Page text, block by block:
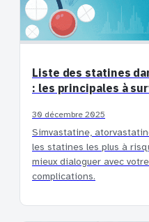
Liste des statines
: les principales à
30 décembre 2025
Simvastatine,
les statines les plus à
mieux dialoguer avec
complications.